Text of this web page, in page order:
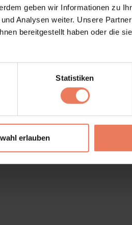
geben wir Informationen zu
Analysen weiter. Unsere
bereitgestellt haben oder die
Statistiken
erlauben
La nostra polvere soddisfa
E’ testata da un istituto
linee guida ed é quindi del
Ad ogni modo se avete